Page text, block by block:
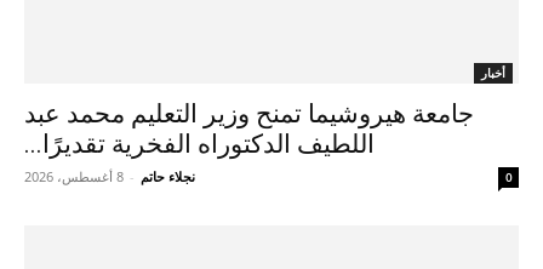
أخبار
جامعة هيروشيما تمنح وزير التعليم محمد عبد
اللطيف الدكتوراه الفخرية تقديرًا...
نجلاء حاتم - 8 أغسطس، 2026 0